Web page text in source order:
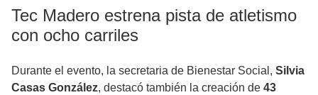
Tec Madero estrena pista de atletismo
con ocho carriles
Durante el evento, la secretaria de Bienestar Social, Silvia
Casas González, destacó también la creación de 43